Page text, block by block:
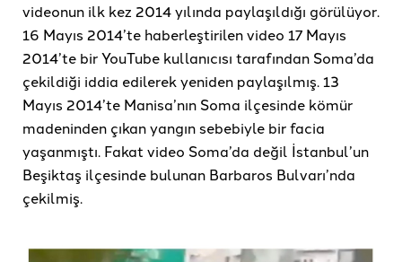
videonun ilk kez 2014 yılında paylaşıldığı görülüyor.
16 Mayıs 2014’te haberleştirilen video 17 Mayıs
2014’te bir YouTube kullanıcısı tarafından Soma’da
çekildiği iddia edilerek yeniden paylaşılmış. 13
Mayıs 2014’te Manisa’nın Soma ilçesinde kömür
madeninden çıkan yangın sebebiyle bir facia
yaşanmıştı. Fakat video Soma’da değil İstanbul’un
Beşiktaş ilçesinde bulunan Barbaros Bulvarı’nda
çekilmiş.